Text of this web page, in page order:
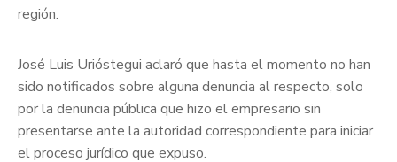
región.
José Luis Urióstegui aclaró que hasta el momento no han
sido notificados sobre alguna denuncia al respecto, solo
por la denuncia pública que hizo el empresario sin
presentarse ante la autoridad correspondiente para iniciar
el proceso jurídico que expuso.